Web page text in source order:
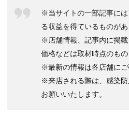
※当サイトの一部記事に
る収益を得ているものがあ
※店舗情報、記事内に掲載
価格などは取材時点のもの
※最新の情報は各店舗にご
※来店される際は、感染
お願いいたします。